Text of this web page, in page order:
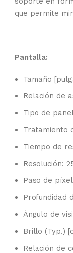
que permite
Pantalla:
Tamaño
Relación de
Tipo de
Tratamiento
Tiempo de
Resolución:
Paso de
Profundidad
Ángulo de
Brillo (Typ.)
Relación de